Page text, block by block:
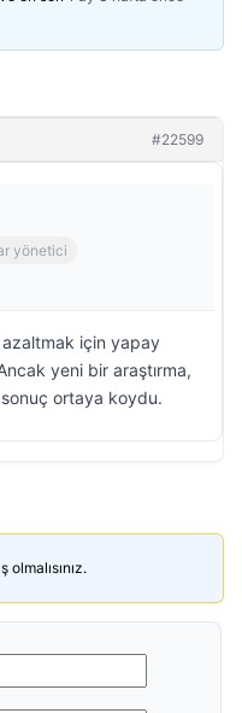
#22599
yönetici
için yapay
yeni bir araştırma,
ortaya koydu.